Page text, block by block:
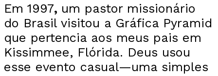
Em 1997, um pastor missionário
do Brasil visitou a Gráfica Pyramid
que pertencia aos meus pais em
Kissimmee, Flórida. Deus usou
esse evento casual—uma simples